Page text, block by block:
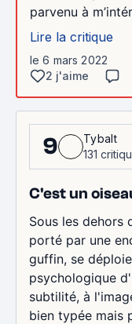
parvenu à
Lire la critique
le 6 mars 2022
2 j'aime
9
Tybalt
131
C'est un
Sous les dehors
porté par une
guffin, se
psychologique
subtilité, à
bien typée mais